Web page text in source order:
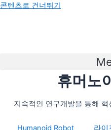
콘텐츠로 건너뛰기
휴머노
지속적인 연구개발을 통해
Humanoid Robot 라이